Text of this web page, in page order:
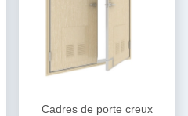
Cadres de porte creux